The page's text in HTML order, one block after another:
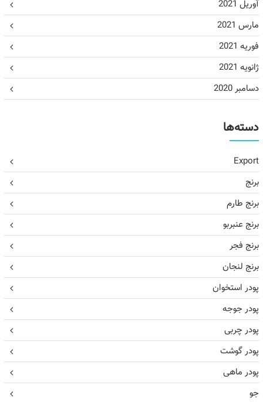
آوریل 2021
مارس 2021
فوریه 2021
ژانویه 2021
دسامبر 2020
دسته‌ها
Export
برنج
برنج طارم
برنج عنبربو
برنج فجر
برنج لنجان
پودر استخوان
پودر جوجه
پودر چربی
پودر گوشت
پودر ماهی
جو